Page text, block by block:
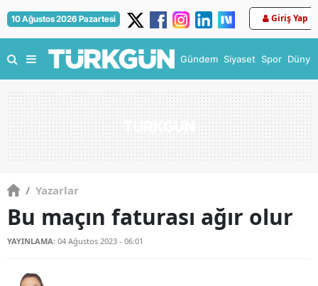
10 Ağustos 2026 Pazartesi Giriş Yap
Gündem Siyaset Spor Dünya
/ Yazarlar
Bu maçın faturası ağır olur
YAYINLAMA: 04 Ağustos 2023 - 06:01